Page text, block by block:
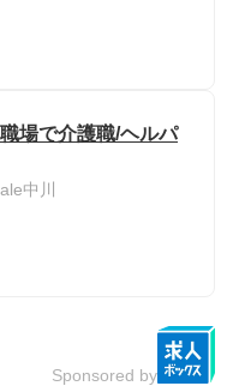
場で介護職/ヘルパ
中川
Sponsored by